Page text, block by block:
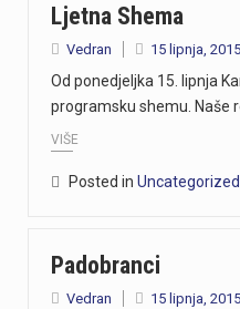
Ljetna Shema
Vedran 15 lipnja, 2015
Od ponedjeljka 15. lipnja
programsku shemu. Naše
VIŠE
Posted in Uncategorized
Padobranci
Vedran 15 lipnja, 2015